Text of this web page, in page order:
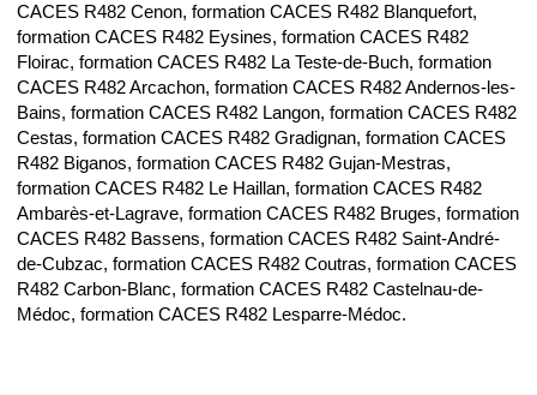
CACES R482 Cenon, formation CACES R482 Blanquefort,
formation CACES R482 Eysines, formation CACES R482
Floirac, formation CACES R482 La Teste-de-Buch, formation
CACES R482 Arcachon, formation CACES R482 Andernos-les-
Bains, formation CACES R482 Langon, formation CACES R482
Cestas, formation CACES R482 Gradignan, formation CACES
R482 Biganos, formation CACES R482 Gujan-Mestras,
formation CACES R482 Le Haillan, formation CACES R482
Ambarès-et-Lagrave, formation CACES R482 Bruges, formation
CACES R482 Bassens, formation CACES R482 Saint-André-
de-Cubzac, formation CACES R482 Coutras, formation CACES
R482 Carbon-Blanc, formation CACES R482 Castelnau-de-
Médoc, formation CACES R482 Lesparre-Médoc.